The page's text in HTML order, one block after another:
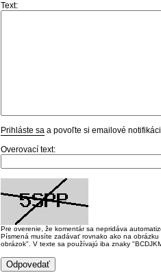
Text:
Prihláste sa a povoľte si emailové
Overovací text:
Pre overenie, že komentár sa nepridáva
Písmená musíte zadávať rovnako ako na
obrázok". V texte sa používajú iba znaky